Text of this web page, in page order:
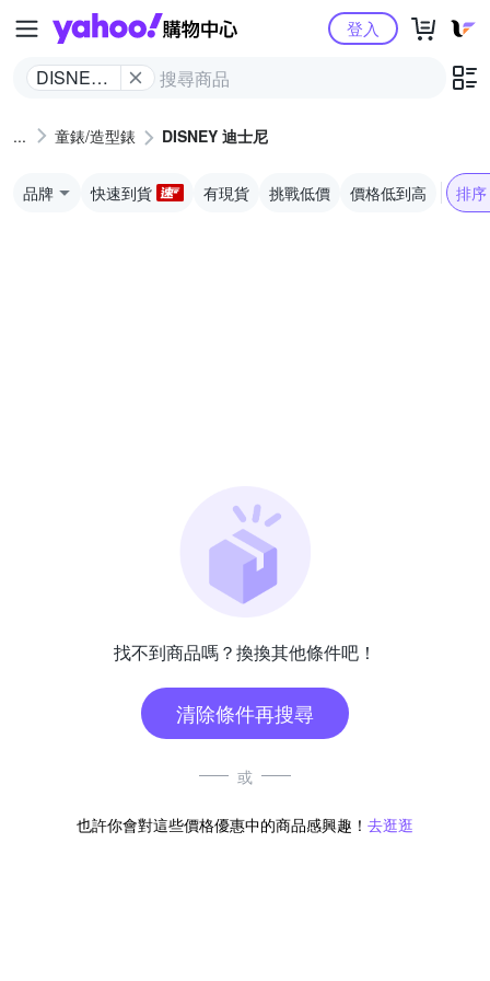
Yahoo購物中心
DISNEY
登入
童錶/造型錶 DISNEY 迪士尼
品牌 快速到貨 有現貨 挑戰低價 價格低到高 排序
找不到商品嗎？換換其他條件吧！
清除條件再搜尋
或
也許你會對這些價格優惠中的商品感興趣！ 去逛逛